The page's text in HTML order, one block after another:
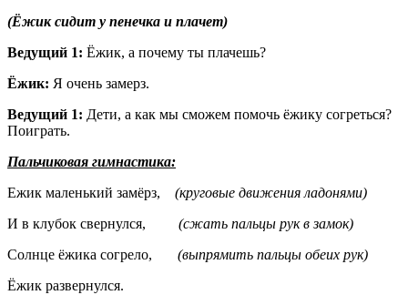
(Ёжик сидит у пенечка и плачет)
Ведущий 1: Ёжик, а почему ты плачешь?
Ёжик: Я очень замерз.
Ведущий 1: Дети, а как мы сможем помочь ёжику согреться?
Поиграть.
Пальчиковая гимнастика:
Ежик маленький замёрз, (круговые движения ладонями)
И в клубок свернулся, (сжать пальцы рук в замок)
Солнце ёжика согрело, (выпрямить пальцы обеих рук)
Ёжик развернулся.